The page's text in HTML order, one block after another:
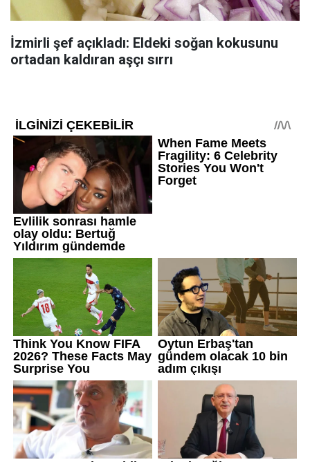
İzmirli şef açıkladı: Eldeki soğan kokusunu
ortadan kaldıran aşçı sırrı